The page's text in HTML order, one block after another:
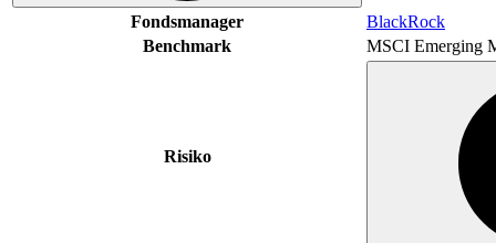
Fondsmanager
BlackRock
Benchmark
MSCI Emerging
Risiko